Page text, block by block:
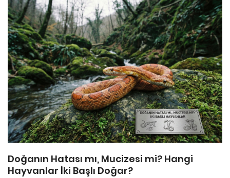
Doğanın Hatası mı, Mucizesi mi? Hangi
Hayvanlar İki Başlı Doğar?